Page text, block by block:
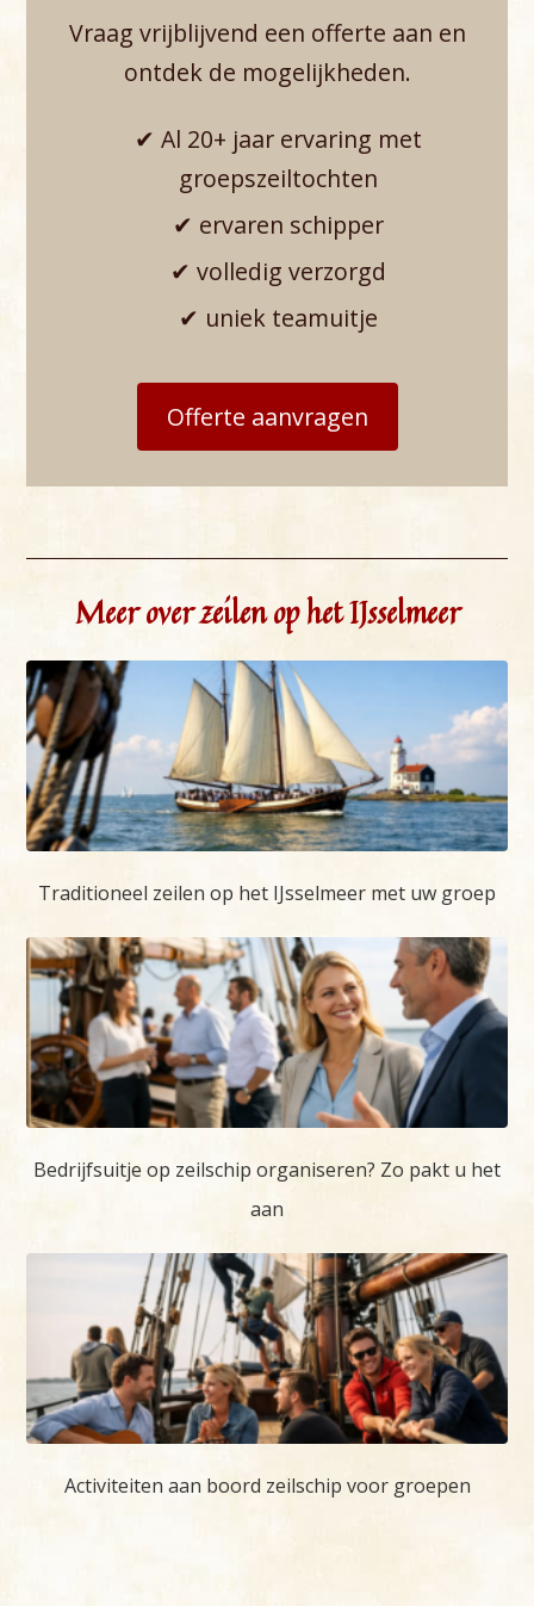
Vraag vrijblijvend een offerte aan en
ontdek de mogelijkheden.
✔ Al 20+ jaar ervaring met
groepszeiltochten
✔ ervaren schipper
✔ volledig verzorgd
✔ uniek teamuitje
Offerte aanvragen
Meer over zeilen op het IJsselmeer
Traditioneel zeilen op het IJsselmeer met uw groep
Bedrijfsuitje op zeilschip organiseren? Zo pakt u het
aan
Activiteiten aan boord zeilschip voor groepen